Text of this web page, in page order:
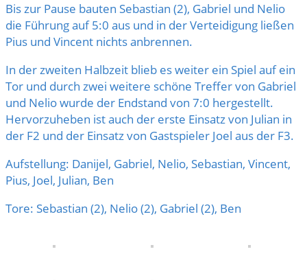
Bis zur Pause bauten Sebastian (2), Gabriel und Nelio
die Führung auf 5:0 aus und in der Verteidigung ließen
Pius und Vincent nichts anbrennen.
In der zweiten Halbzeit blieb es weiter ein Spiel auf ein
Tor und durch zwei weitere schöne Treffer von Gabriel
und Nelio wurde der Endstand von 7:0 hergestellt.
Hervorzuheben ist auch der erste Einsatz von Julian in
der F2 und der Einsatz von Gastspieler Joel aus der F3.
Aufstellung: Danijel, Gabriel, Nelio, Sebastian, Vincent,
Pius, Joel, Julian, Ben
Tore: Sebastian (2), Nelio (2), Gabriel (2), Ben